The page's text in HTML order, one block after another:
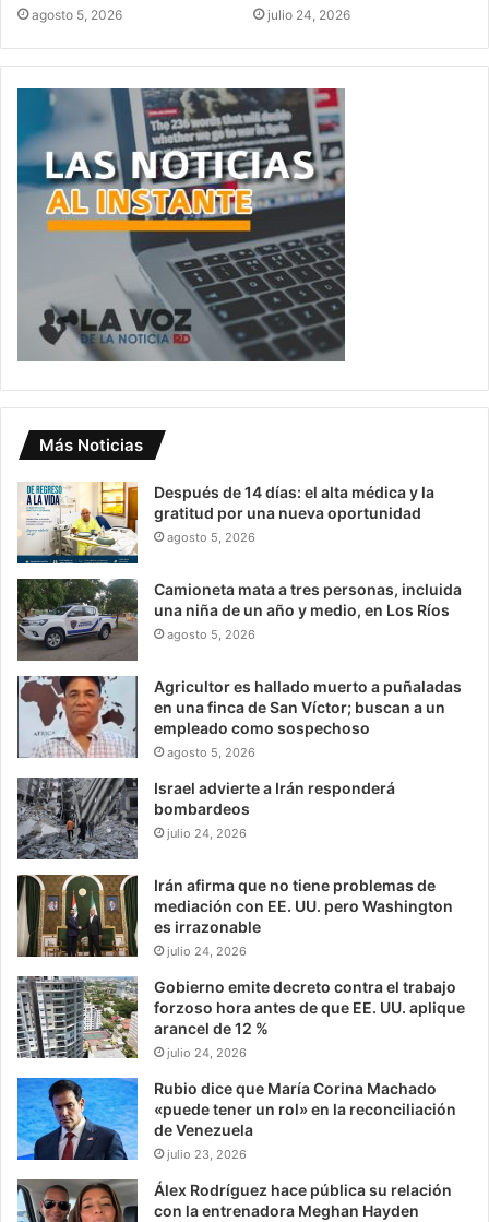
agosto 5, 2026 julio 24, 2026
Más Noticias
Después de 14 días: el alta médica y la
gratitud por una nueva oportunidad
agosto 5, 2026
Camioneta mata a tres personas, incluida
una niña de un año y medio, en Los Ríos
agosto 5, 2026
Agricultor es hallado muerto a puñaladas
en una finca de San Víctor; buscan a un
empleado como sospechoso
agosto 5, 2026
Israel advierte a Irán responderá
bombardeos
julio 24, 2026
Irán afirma que no tiene problemas de
mediación con EE. UU. pero Washington
es irrazonable
julio 24, 2026
Gobierno emite decreto contra el trabajo
forzoso hora antes de que EE. UU. aplique
arancel de 12 %
julio 24, 2026
Rubio dice que María Corina Machado
«puede tener un rol» en la reconciliación
de Venezuela
julio 23, 2026
Álex Rodríguez hace pública su relación
con la entrenadora Meghan Hayden